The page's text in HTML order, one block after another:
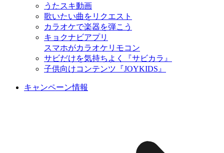
うたスキ動画
歌いたい曲をリクエスト
カラオケで楽器を弾こう
キョクナビアプリ
スマホがカラオケリモコン
サビだけを気持ちよく『サビカラ』
子供向けコンテンツ『JOYKIDS』
キャンペーン情報